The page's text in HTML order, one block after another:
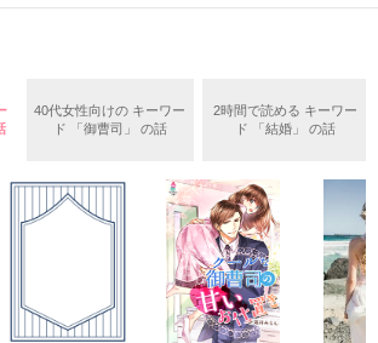
のは、きっと良いものです」
、誰よりも尊重し、守り抜こうとする。
――。
ぎる軍人の愛に包囲され、自らの誇りであ
命を切り拓いてゆく、大正浪漫×逆転夫婦
ましたら是非ブクマ・いいねで応援よろし
ありんせん。
夢を見る場所でありんす。
40代女性向けの キーワー
ド 「御曹司」 の話
2時間で読める キーワー
ド 「結婚」 の話